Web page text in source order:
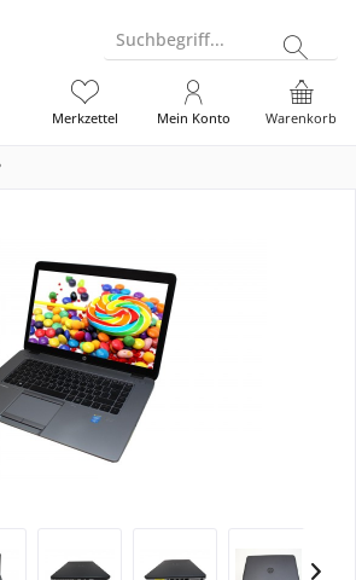
Suchbegriff...
Warenkorb
Merkzettel Mein Konto